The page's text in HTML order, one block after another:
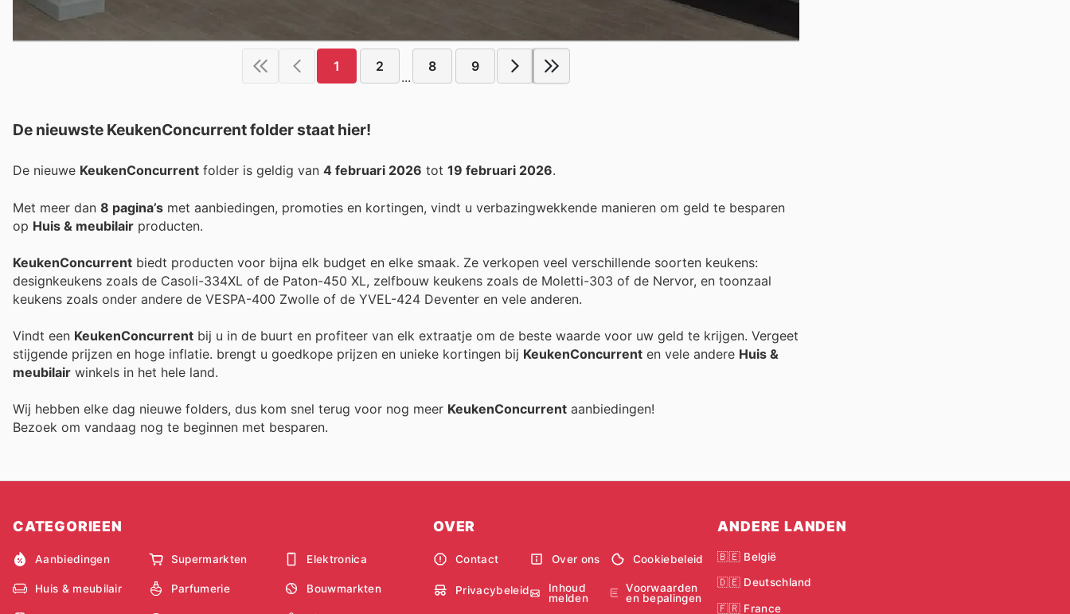
1 2
...
8 9
De nieuwste KeukenConcurrent folder staat hier!
De nieuwe KeukenConcurrent folder is geldig van 4 februari 2026 tot 19 februari 2026.
Met meer dan 8 pagina’s met aanbiedingen, promoties en kortingen, vindt u verbazingwekkende manieren om geld te besparen
op Huis & meubilair producten.
KeukenConcurrent biedt producten voor bijna elk budget en elke smaak. Ze verkopen veel verschillende soorten keukens:
designkeukens zoals de Casoli-334XL of de Paton-450 XL, zelfbouw keukens zoals de Moletti-303 of de Nervor, en toonzaal
keukens zoals onder andere de VESPA-400 Zwolle of de YVEL-424 Deventer en vele anderen.
Vindt een KeukenConcurrent bij u in de buurt en profiteer van elk extraatje om de beste waarde voor uw geld te krijgen. Vergeet
stijgende prijzen en hoge inflatie. brengt u goedkope prijzen en unieke kortingen bij KeukenConcurrent en vele andere Huis &
meubilair winkels in het hele land.
Wij hebben elke dag nieuwe folders, dus kom snel terug voor nog meer KeukenConcurrent aanbiedingen!
Bezoek om vandaag nog te beginnen met besparen.
CATEGORIEEN
Aanbiedingen Supermarkten Elektronica
Huis & meubilair Parfumerie Bouwmarkten
OVER
Contact Over ons Cookiebeleid
Privacybeleid
Inhoud
melden
Voorwaarden
en bepalingen
ANDERE LANDEN
🇧🇪 België
🇩🇪 Deutschland
🇫🇷 France